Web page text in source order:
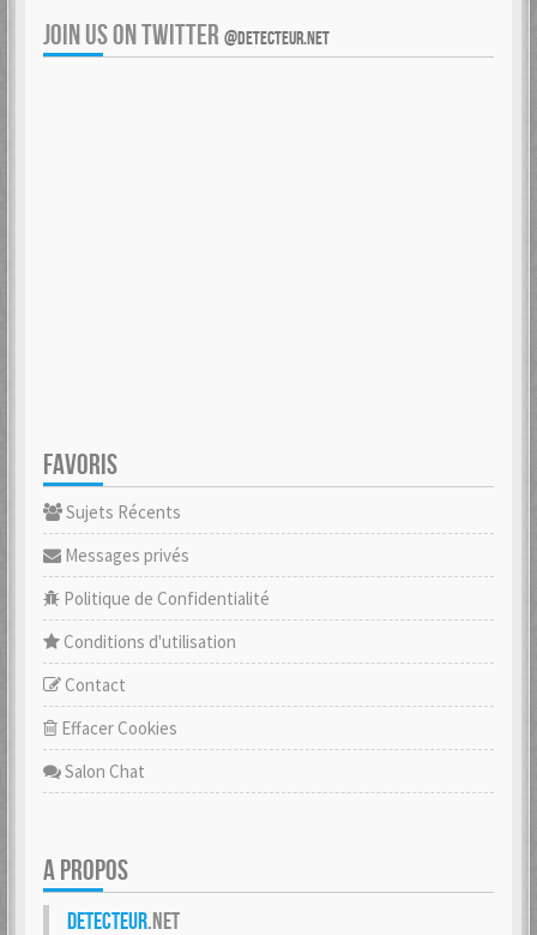
JOIN US ON TWITTER @DETECTEUR.NET
FAVORIS
Sujets Récents
Messages privés
Politique de Confidentialité
Conditions d'utilisation
Contact
Effacer Cookies
Salon Chat
A PROPOS
Detecteur.net